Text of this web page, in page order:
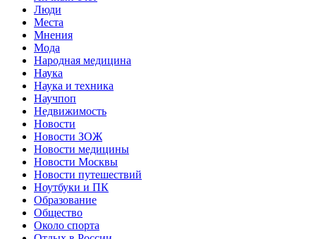
Люди
Места
Мнения
Мода
Народная медицина
Наука
Наука и техника
Научпоп
Недвижимость
Новости
Новости ЗОЖ
Новости медицины
Новости Москвы
Новости путешествий
Ноутбуки и ПК
Образование
Общество
Около спорта